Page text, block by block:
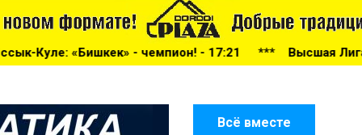
- 17:21 *** Высшая Лига-2026: беспощадный
Всё вместе